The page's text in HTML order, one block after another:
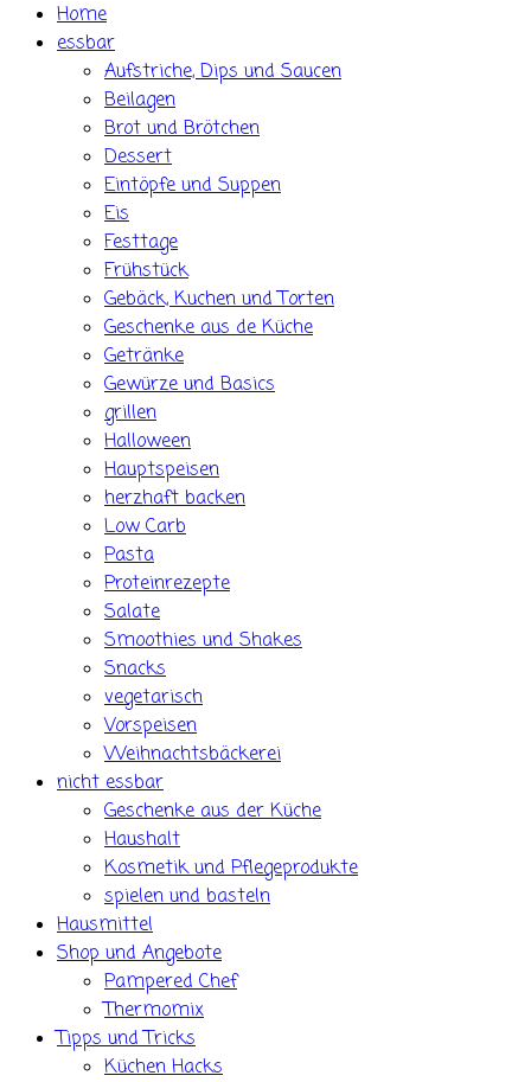
Home
essbar
Aufstriche, Dips und Saucen
Beilagen
Brot und Brötchen
Dessert
Eintöpfe und Suppen
Eis
Festtage
Frühstück
Gebäck, Kuchen und Torten
Geschenke aus de Küche
Getränke
Gewürze und Basics
grillen
Halloween
Hauptspeisen
herzhaft backen
Low Carb
Pasta
Proteinrezepte
Salate
Smoothies und Shakes
Snacks
vegetarisch
Vorspeisen
Weihnachtsbäckerei
nicht essbar
Geschenke aus der Küche
Haushalt
Kosmetik und Pflegeprodukte
spielen und basteln
Hausmittel
Shop und Angebote
Pampered Chef
Thermomix
Tipps und Tricks
Küchen Hacks